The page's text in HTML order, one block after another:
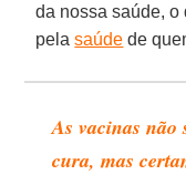
da nossa saúde, o
pelasaúde de
As vacinas não
cura, mas